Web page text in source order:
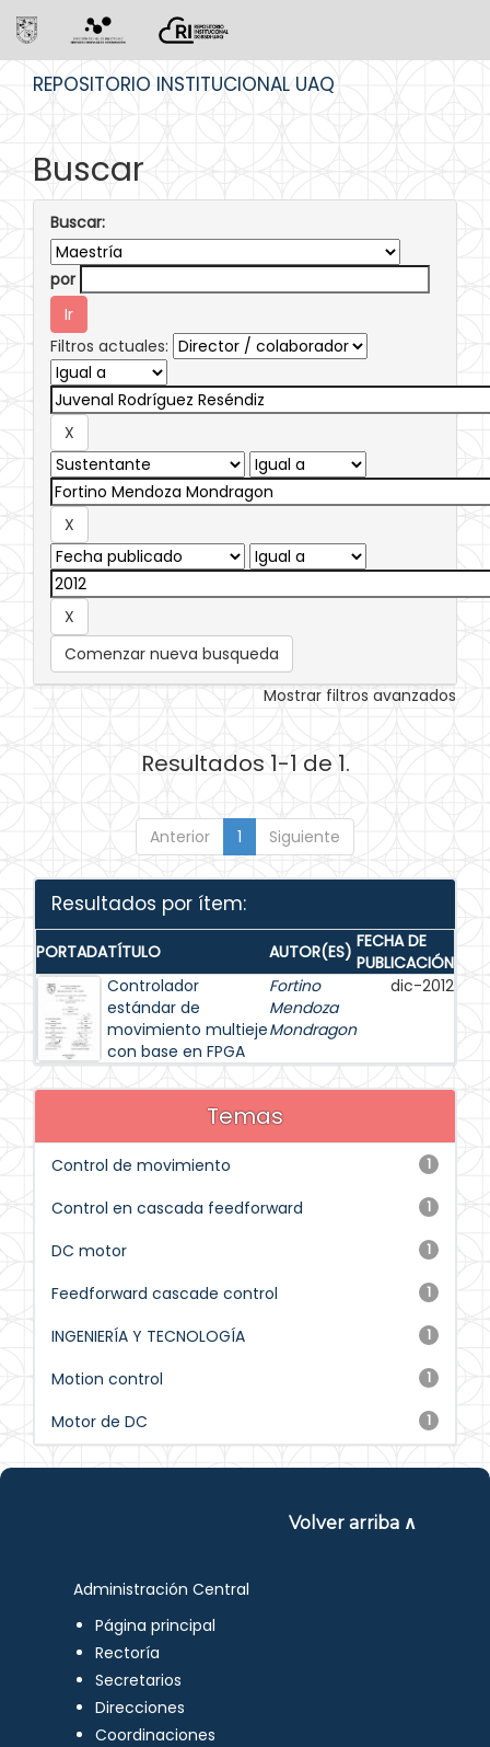
REPOSITORIO INSTITUCIONAL UAQ
Buscar
Buscar:
por
Filtros actuales:
Comenzar nueva busqueda
Mostrar filtros avanzados
Resultados 1-1 de 1.
Anterior 1 Siguiente
Resultados por ítem:
PORTADATÍTULO AUTOR(ES) FECHA DE
PUBLICACIÓN
Controlador
estándar de
movimiento multieje
con base en FPGA
Fortino
Mendoza
Mondragon
dic-2012
Temas
1
Control de movimiento
1
Control en cascada feedforward
1
DC motor
1
Feedforward cascade control
1
INGENIERÍA Y TECNOLOGÍA
1
Motion control
1
Motor de DC
Volver arriba ∧
Administración Central
Página principal
Rectoría
Secretarios
Direcciones
Coordinaciones